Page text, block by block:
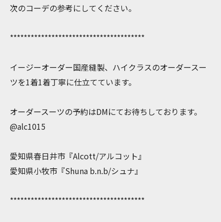
次のコーデの参考にしてください。
***************************************
イージーオーダー国産縫製、ハイクラスのオーダースー
ツを1着1着丁寧に仕立てています。
オーダースーツの予約はDMにてお待ちしております。
@alc1015
愛知県春日井市『Alcott/アルコット』
愛知県小牧市『Shuna b.n.b/シュナ』
***************************************